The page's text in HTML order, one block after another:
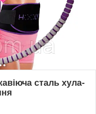
сталь хула-